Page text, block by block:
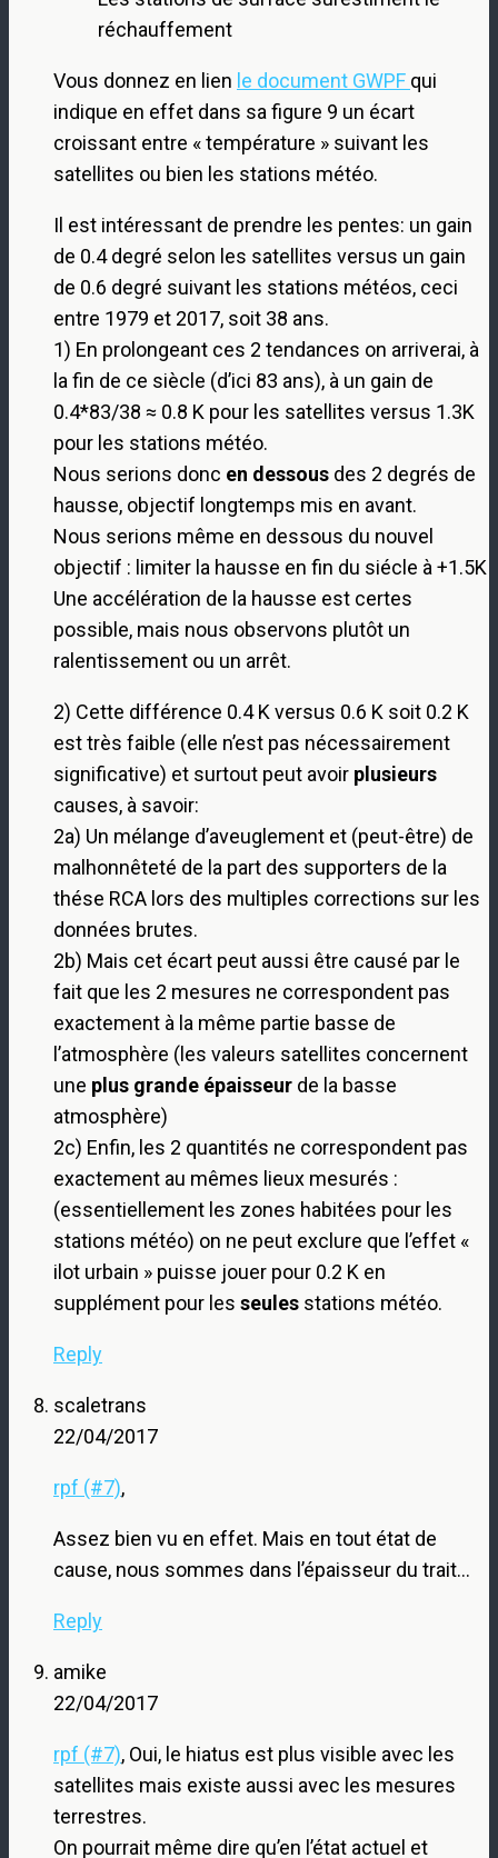
réchauffement
Vous donnez en lien le document GWPF qui
indique en effet dans sa figure 9 un écart
croissant entre « température » suivant les
satellites ou bien les stations météo.
Il est intéressant de prendre les pentes: un gain
de 0.4 degré selon les satellites versus un gain
de 0.6 degré suivant les stations météos, ceci
entre 1979 et 2017, soit 38 ans.
1) En prolongeant ces 2 tendances on arriverai, à
la fin de ce siècle (d’ici 83 ans), à un gain de
0.4*83/38 ≈ 0.8 K pour les satellites versus 1.3K
pour les stations météo.
Nous serions donc en dessous des 2 degrés de
hausse, objectif longtemps mis en avant.
Nous serions même en dessous du nouvel
objectif : limiter la hausse en fin du siécle à +1.5K
Une accélération de la hausse est certes
possible, mais nous observons plutôt un
ralentissement ou un arrêt.
2) Cette différence 0.4 K versus 0.6 K soit 0.2 K
est très faible (elle n’est pas nécessairement
significative) et surtout peut avoir plusieurs
causes, à savoir:
2a) Un mélange d’aveuglement et (peut-être) de
malhonnêteté de la part des supporters de la
thése RCA lors des multiples corrections sur les
données brutes.
2b) Mais cet écart peut aussi être causé par le
fait que les 2 mesures ne correspondent pas
exactement à la même partie basse de
l’atmosphère (les valeurs satellites concernent
une plus grande épaisseur de la basse
atmosphère)
2c) Enfin, les 2 quantités ne correspondent pas
exactement au mêmes lieux mesurés :
(essentiellement les zones habitées pour les
stations météo) on ne peut exclure que l’effet «
ilot urbain » puisse jouer pour 0.2 K en
supplément pour les seules stations météo.
Reply
scaletrans
22/04/2017
rpf (#7),
Assez bien vu en effet. Mais en tout état de
cause, nous sommes dans l’épaisseur du trait…
Reply
amike
22/04/2017
rpf (#7), Oui, le hiatus est plus visible avec les
satellites mais existe aussi avec les mesures
terrestres.
On pourrait même dire qu’en l’état actuel et